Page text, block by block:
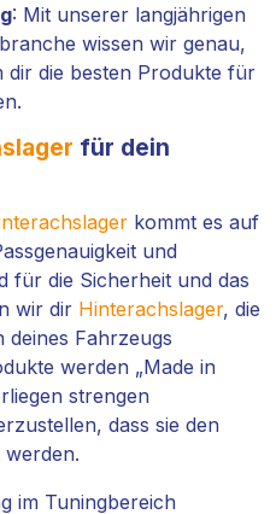
: Mit unserer langjährigen
wissen wir genau,
die besten Produkte für
für dein
kommt es auf
und
für die Sicherheit und das
wir dir Hinterachslager, die
Fahrzeugs
werden „Made in
strengen
dass sie den
im Tuningbereich